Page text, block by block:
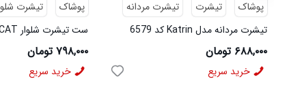
پوشاک
تیشرت
تیشرت مردانه
تیشرت مردانه مدل Katrin کد 6579
۶۸۸,۰۰۰ تومان
خرید سریع
پوشاک
تیشرت
ست تیشرت شلوار CAT کد 6570
۷۹۸,۰۰۰ تومان
خرید سریع